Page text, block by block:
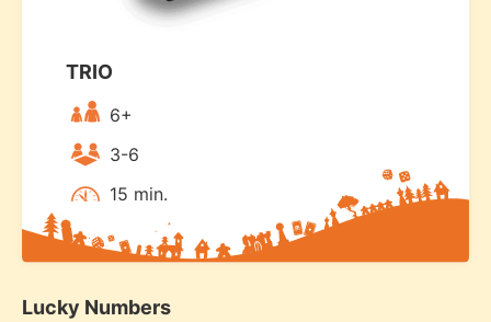
TRIO
6+
3-6
15 min.
Lucky Numbers